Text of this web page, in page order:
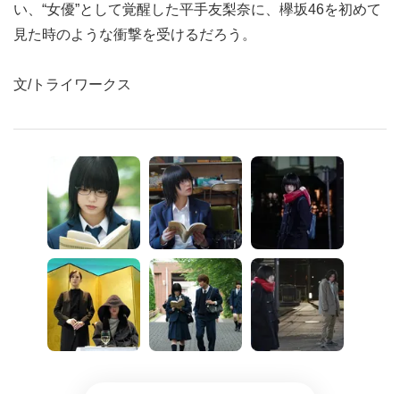
い、“女優”として覚醒した平手友梨奈に、欅坂46を初めて
見た時のような衝撃を受けるだろう。
文/トライワークス